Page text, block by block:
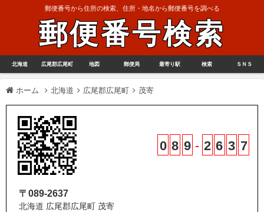
郵便番号から住所の検索、住所・地名から郵便番号を調べる
郵便番号検索
北海道 広尾郡広尾町 地図 郵便局 最寄り駅 検索 ＳＮＳ
ホーム 北海道 広尾郡広尾町 茂寄
0 8 9 - 2 6 3 7
〒089-2637
北海道 広尾郡広尾町 茂寄